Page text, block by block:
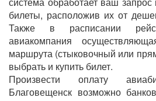
билеты, расположив их от
Также в расписании
авиакомпания
маршрута (стыковочный или
выбрать и купить билет.
Произвести оплату
Благовещенск возможно